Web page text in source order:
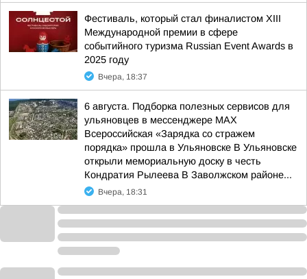
Фестиваль, который стал финалистом ХIII
Международной премии в сфере
событийного туризма Russian Event Awards в
2025 году
Вчера, 18:37
6 августа. Подборка полезных сервисов для
ульяновцев в мессенджере MAX
Всероссийская «Зарядка со стражем
порядка» прошла в Ульяновске В Ульяновске
открыли мемориальную доску в честь
Кондратия Рылеева В Заволжском районе...
Вчера, 18:31